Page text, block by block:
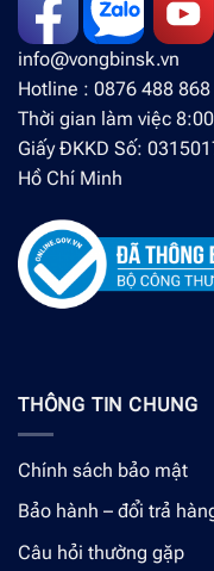
info@vongbinsk.vn
Hotline : 0876 488
Thời gian làm việc
Giấy ĐKKD Số:
Hồ Chí Minh
THÔNG TIN CHUNG
Chính sách bảo mật
Bảo hành – đổi trả
Câu hỏi thường gặp